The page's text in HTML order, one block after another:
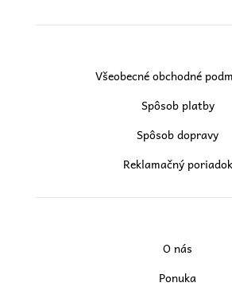
Všeobecné obchodné
Spôsob platby
Spôsob dopravy
Reklamačný poriadok
O nás
Ponuka